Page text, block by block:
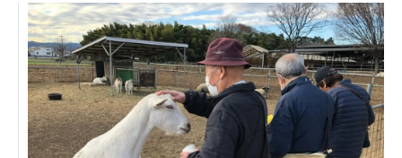
あげお共生の家
医療法人 京都翔医会
西京都病院
西京都クリニック
洛桂の郷
桂寿の郷